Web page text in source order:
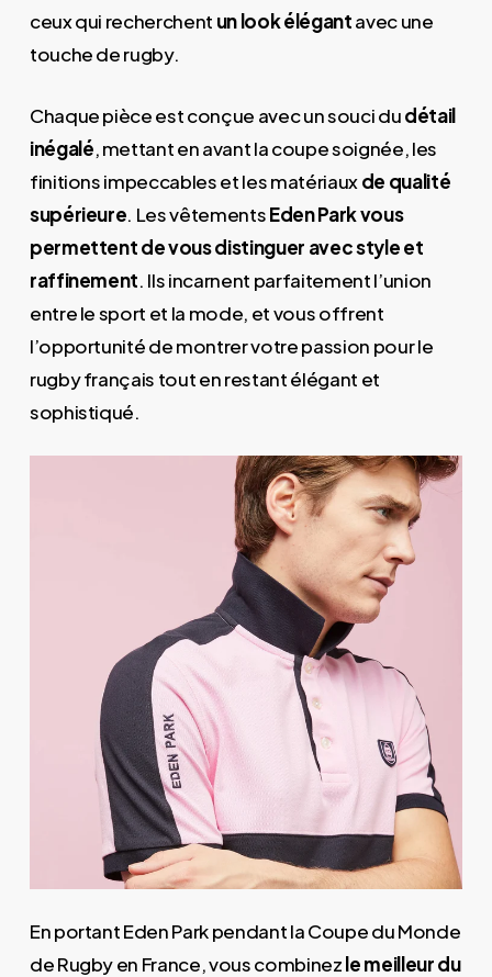
ceux qui recherchent un look élégantavec une
touche de rugby.
Chaque pièce est conçue avec un souci dudétail
inégalé, mettant en avant la coupe soignée, les
finitions impeccables et les matériauxde qualité
supérieure. Les vêtementsEden Park vous
permettent de vous distinguer avec style et
raffinement. Ils incarnent parfaitement l’union
entre le sport et la mode, et vous offrent
l’opportunité de montrer votre passion pour le
rugby français tout en restant élégant et
sophistiqué.
En portant Eden Park pendant la Coupe du Monde
de Rugby en France, vous combinezle meilleur du